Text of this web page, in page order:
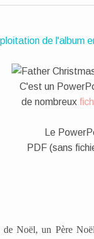
de l'album
C'est un
de nombreux
Le
PDF (sans
Noël, un Père